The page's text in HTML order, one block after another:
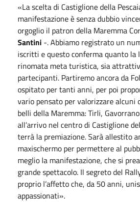
«La scelta di Castiglione della
manifestazione è senza dubbio
orgoglio il patron della Maremma
Santini -. Abbiamo registrato un
iscritti e questo conferma quanto la
rinomata meta turistica, sia
partecipanti. Partiremo ancora da
ospitato per tanti anni, per poi
vario pensato per valorizzare alcuni
belli della Maremma: Tirli,
all’arrivo nel centro di Castiglione
terrà la premiazione. Sarà allestito
maxischermo per permettere al
meglio la manifestazione, che si
grande spettacolo. Il segreto del
proprio l’affetto che, da 50 anni,
appassionati».